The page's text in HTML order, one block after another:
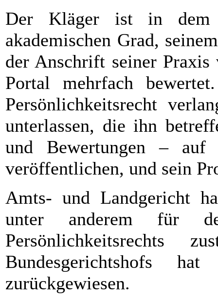
Der Kläger ist in dem
akademischen Grad,
der Anschrift seiner
Portal mehrfach
Persönlichkeitsrecht
unterlassen, die ihn
und Bewertungen – auf
veröffentlichen, und sein
Amts- und Landgericht
unter anderem für
Persönlichkeitsrechts
Bundesgerichtshofs
zurückgewiesen.